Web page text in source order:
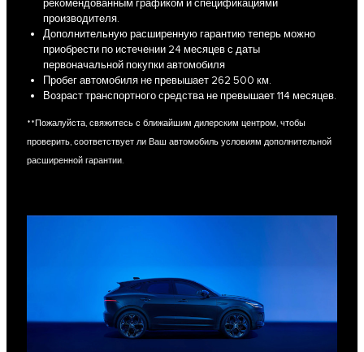
рекомендованным графиком и спецификациями
производителя.
Дополнительную расширенную гарантию теперь можно
приобрести по истечении 24 месяцев с даты
первоначальной покупки автомобиля
Пробег автомобиля не превышает 262 500 км.
Возраст транспортного средства не превышает 114 месяцев.
**Пожалуйста, свяжитесь с ближайшим дилерским центром, чтобы
проверить, соответствует ли Ваш автомобиль условиям дополнительной
расширенной гарантии.